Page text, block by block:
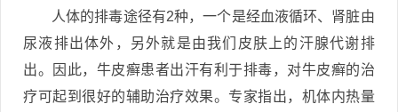
人体的排毒途径有2种，一个是经血液循环、肾脏由
尿液排出体外，另外就是由我们皮肤上的汗腺代谢排
出。因此，牛皮癣患者出汗有利于排毒，对牛皮癣的治
疗可起到很好的辅助治疗效果。专家指出，机体内热量